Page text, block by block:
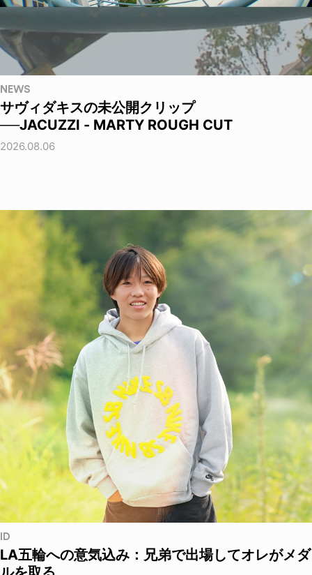
NEWS
サヴィダキスの未公開クリップ
──JACUZZI - MARTY ROUGH CUT
2026.08.06
ID
LA五輪への意気込み：兄弟で出場してオレがメダ